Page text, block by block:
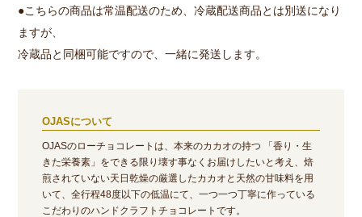
●こちらの商品は常温配送のため、冷蔵配送商品とは別送になり
ますが、
冷蔵品と同梱可能ですので、一緒に発送します。
OJASについて
OJASのローチョコレートは、本来のカカオの持つ 「香り・生
きた栄養素」をできる限り壊す事なくお届けしたいと考え、焙
煎されていない天日乾燥の厳選したカカオと天然の甘味料を用
いて、全行程48度以下の低温にて、一つ一つ丁寧に作っている
こだわりのハンドクラフトチョコレートです。